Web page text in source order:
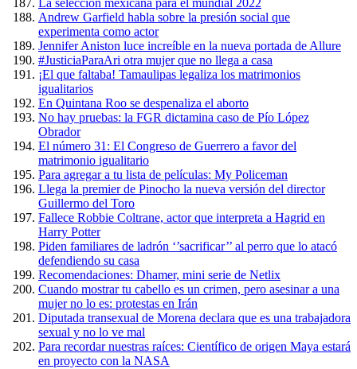
La selección mexicana para el mundial 2022
Andrew Garfield habla sobre la presión social que
experimenta como actor
Jennifer Aniston luce increíble en la nueva portada de Allure
#JusticiaParaAri otra mujer que no llega a casa
¡El que faltaba! Tamaulipas legaliza los matrimonios
igualitarios
En Quintana Roo se despenaliza el aborto
No hay pruebas: la FGR dictamina caso de Pío López
Obrador
El número 31: El Congreso de Guerrero a favor del
matrimonio igualitario
Para agregar a tu lista de películas: My Policeman
Llega la premier de Pinocho la nueva versión del director
Guillermo del Toro
Fallece Robbie Coltrane, actor que interpreta a Hagrid en
Harry Potter
Piden familiares de ladrón ‘’sacrificar’’ al perro que lo atacó
defendiendo su casa
Recomendaciones: Dhamer, mini serie de Netlix
Cuando mostrar tu cabello es un crimen, pero asesinar a una
mujer no lo es: protestas en Irán
Diputada transexual de Morena declara que es una trabajadora
sexual y no lo ve mal
Para recordar nuestras raíces: Científico de origen Maya estará
en proyecto con la NASA